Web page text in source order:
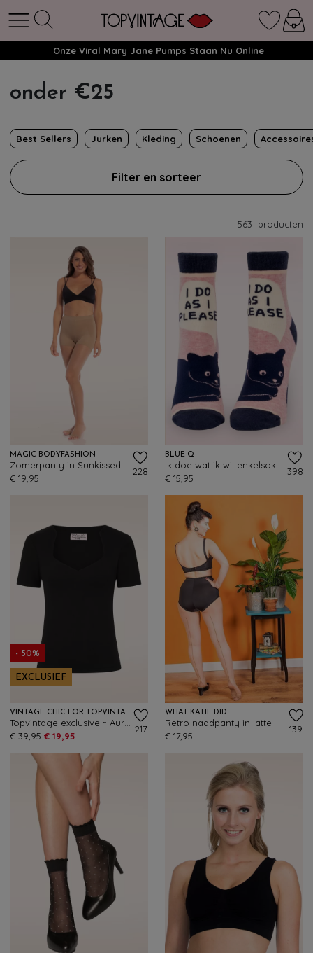
Onze Viral Mary Jane Pumps Staan Nu Online
onder €25
Best Sellers Jurken Kleding Schoenen
Filter en sorteer
563 producten
MAGIC BODYFASHION
Zomerpanty in Sunkissed
€ 19,95
228
BLUE Q
€ 15,95
398
- 50%
EXCLUSIEF
VINTAGE CHIC FOR TOPVINTAGE
€ 39,95 € 19,95
217
WHAT KATIE DID
Retro naadpanty in latte
€ 17,95
139